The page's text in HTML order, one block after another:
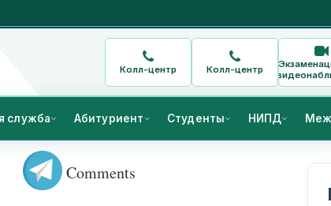
Колл-центр Колл-центр
служба Абитуриент Студенты НИПД
Comments